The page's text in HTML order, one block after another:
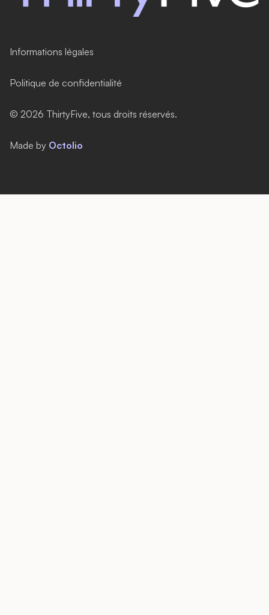
Informations légales
Politique de confidentialité
© 2026 ThirtyFive, tous droits réservés.
Made by Octolio